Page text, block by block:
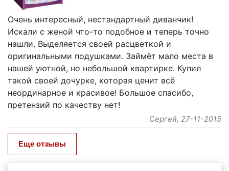
Очень интересный, нестандартный диванчик!
Искали с женой что-то подобное и теперь точно
нашли. Выделяется своей расцветкой и
оригинальными подушками. Займёт мало места в
нашей уютной, но небольшой квартирке. Купил
такой своей дочурке, которая ценит всё
неординарное и красивое! Большое спасибо,
претензий по качеству нет!
Сергей, 27-11-2015
Еще отзывы